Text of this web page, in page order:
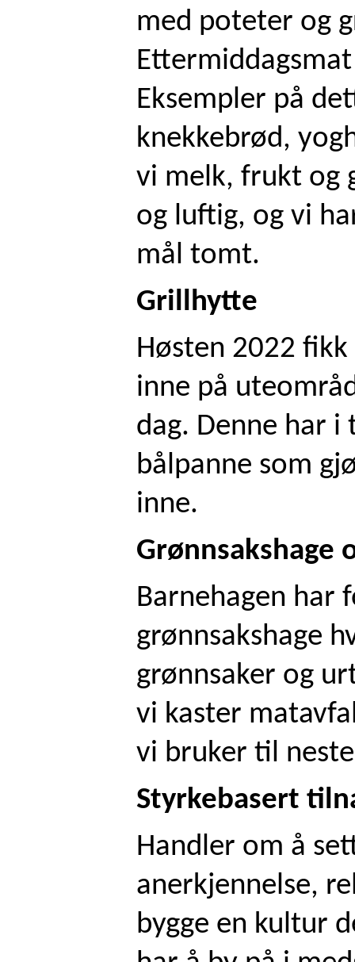
med poteter og
Eksempler på
knekkebrød,
vi melk, frukt og
og luftig, og vi
mål tomt.
Grillhytte
Høsten 2022
inne på
dag. Denne har
bålpanne som
inne.
Grønnsakshage
Barnehagen har
grønnsakshage
grønnsaker og
vi kaster
vi bruker til
Styrkebasert
Handler om å
anerkjennelse,
bygge en kultur